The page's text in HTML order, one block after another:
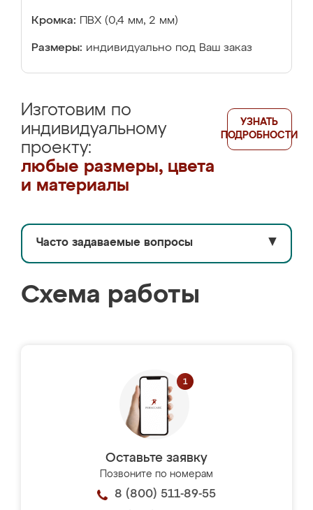
Кромка: ПВХ (0,4 мм, 2 мм)
Размеры: индивидуально под Ваш заказ
Изготовим по
индивидуальному
проекту:
любые размеры, цвета
и материалы
УЗНАТЬ
ПОДРОБНОСТИ
Часто задаваемые вопросы ▼
Схема работы
Оставьте заявку
Позвоните по номерам
8 (800) 511-89-55